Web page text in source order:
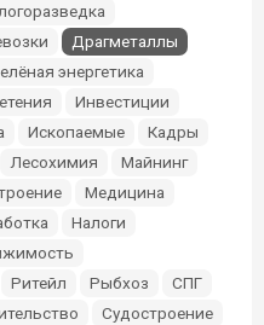
Драгметаллы
энергетика
Инвестиции
Ископаемые
Кадры
Лесохимия
Майнинг
Медицина
Налоги
Ритейл Рыбхоз
СПГ
Судостроение